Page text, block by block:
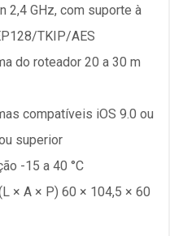
2,4 GHz, com suporte à
TKIP/AES
do roteador 20 a 30 m
compatíveis iOS 9.0 ou
superior
-15 a 40 °C
× A × P) 60 × 104,5 × 60